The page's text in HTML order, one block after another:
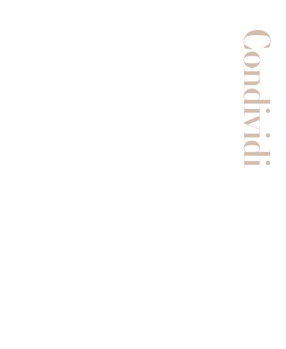
Condividi